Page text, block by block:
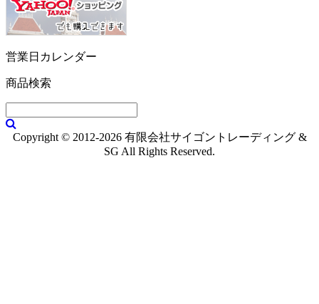
営業日カレンダー
商品検索
Copyright © 2012-2026 有限会社サイゴントレーディング &
SG All Rights Reserved.